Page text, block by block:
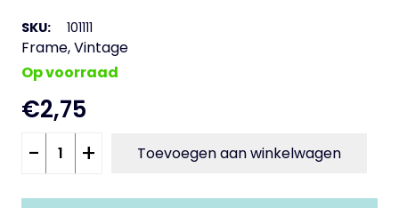
SKU: 101111
Frame,Vintage
Op voorraad
€2,75
Tankdop
rubber
Vespa
- + Toevoegen aan winkelwagen